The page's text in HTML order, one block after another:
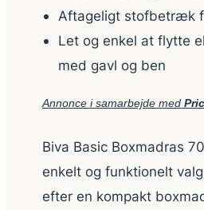
Aftageligt stofbetræk
Let og enkel at flytte
med gavl og ben
Annonce i samarbejde med
Biva Basic Boxmadras
enkelt og funktionelt
efter en kompakt